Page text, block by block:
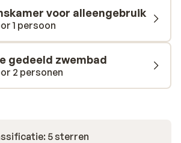
verfrissende duik in het zwembad
boek op een ligbed in de zon. Voor
hoef je nergens heen, want er is een
moeite waard. Slenter door het
stad, maak een boottocht of
voor een heerlijke vakantie.
voor alleengebruik
1 persoon
gedeeld zwembad
2 personen
5 sterren